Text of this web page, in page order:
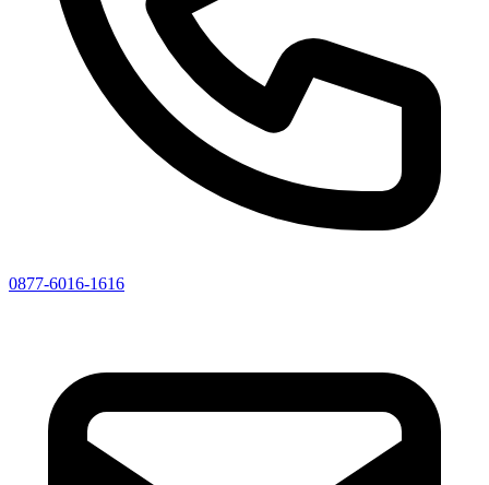
0877-6016-1616